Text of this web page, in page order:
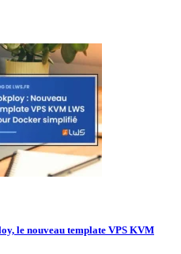
le nouveau template VPS KVM